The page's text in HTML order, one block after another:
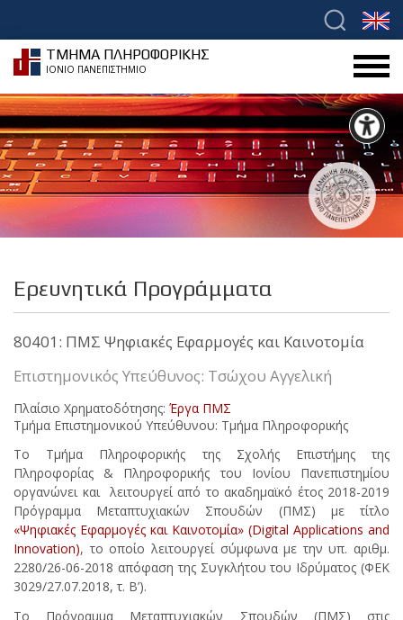
ΤΜΗΜΑ ΠΛΗΡΟΦΟΡΙΚΗΣ
ΙΟΝΙΟ ΠΑΝΕΠΙΣΤΗΜΙΟ
Ερευνητικά Προγράμματα
80401: ΠΜΣ Ψηφιακές Εφαρμογές και Καινοτομία
Επιστημονικός Υπεύθυνος: Τσώχου Αγγελική
Πλαίσιο Χρηματοδότησης: Έργα ΠΜΣ
Τμήμα Επιστημονικού Υπεύθυνου: Τμήμα Πληροφορικής
Το Τμήμα Πληροφορικής της Σχολής Επιστήμης της
Πληροφορίας & Πληροφορικής του Ιονίου Πανεπιστημίου
οργανώνει και λειτουργεί από το ακαδημαϊκό έτος 2018-2019
Πρόγραμμα Μεταπτυχιακών Σπουδών (ΠΜΣ) με τίτλο
«Ψηφιακές Εφαρμογές και Καινοτομία» (Digital Applications and
Innovation), το οποίο λειτουργεί σύμφωνα με την υπ. αριθμ.
2280/26-06-2018 απόφαση της Συγκλήτου του Ιδρύματος (ΦΕΚ
3029/27.07.2018, τ. Β’).
Το Πρόγραμμα Μεταπτυχιακών Σπουδών (ΠΜΣ) στις